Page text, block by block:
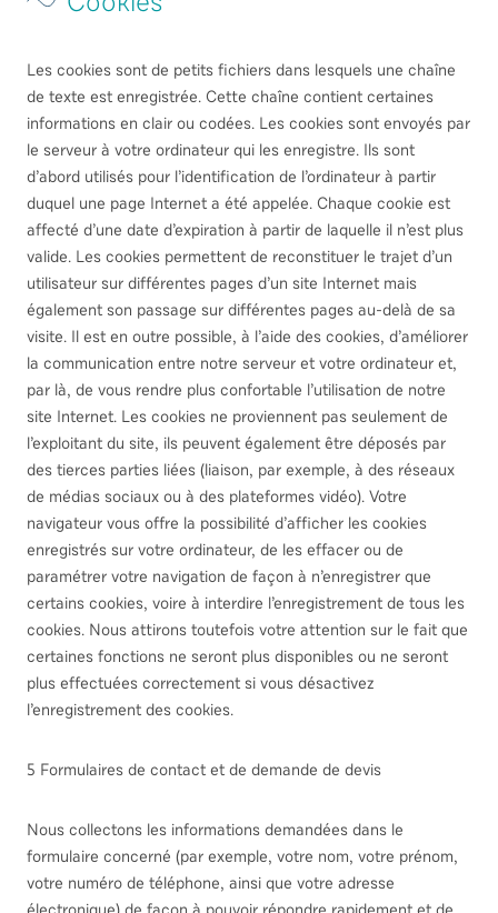
Les cookies sont de petits fichiers dans lesquels une chaîne
de texte est enregistrée. Cette chaîne contient certaines
informations en clair ou codées. Les cookies sont envoyés par
le serveur à votre ordinateur qui les enregistre. Ils sont
d’abord utilisés pour l’identification de l’ordinateur à partir
duquel une page Internet a été appelée. Chaque cookie est
affecté d’une date d’expiration à partir de laquelle il n’est plus
valide. Les cookies permettent de reconstituer le trajet d’un
utilisateur sur différentes pages d’un site Internet mais
également son passage sur différentes pages au-delà de sa
visite. Il est en outre possible, à l’aide des cookies, d’améliorer
la communication entre notre serveur et votre ordinateur et,
par là, de vous rendre plus confortable l’utilisation de notre
site Internet. Les cookies ne proviennent pas seulement de
l’exploitant du site, ils peuvent également être déposés par
des tierces parties liées (liaison, par exemple, à des réseaux
de médias sociaux ou à des plateformes vidéo). Votre
navigateur vous offre la possibilité d’afficher les cookies
enregistrés sur votre ordinateur, de les effacer ou de
paramétrer votre navigation de façon à n’enregistrer que
certains cookies, voire à interdire l’enregistrement de tous les
cookies. Nous attirons toutefois votre attention sur le fait que
certaines fonctions ne seront plus disponibles ou ne seront
plus effectuées correctement si vous désactivez
l’enregistrement des cookies.
5 Formulaires de contact et de demande de devis
Nous collectons les informations demandées dans le
formulaire concerné (par exemple, votre nom, votre prénom,
votre numéro de téléphone, ainsi que votre adresse